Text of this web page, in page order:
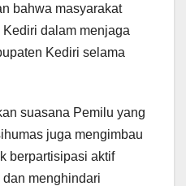
bahwa masyarakat
dalam menjaga
Kediri selama
suasana Pemilu yang
juga mengimbau
berpartisipasi aktif
menghindari